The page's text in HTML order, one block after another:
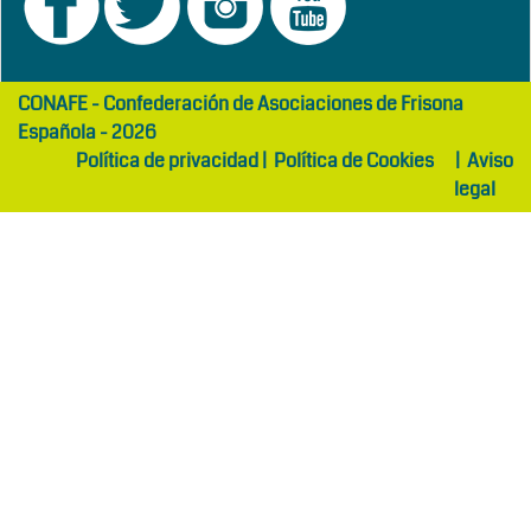
girls
abaya
maltepe
otelCONAFE - Confederación de Asociaciones de Frisona
Española - 2026
Política de privacidad| Política de Cookies | Aviso
legal